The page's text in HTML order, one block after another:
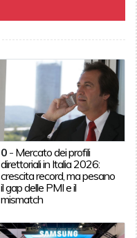
0 - Mercato dei profili
direttoriali in Italia 2026:
crescita record, ma pesano
il gap delle PMI e il
mismatch